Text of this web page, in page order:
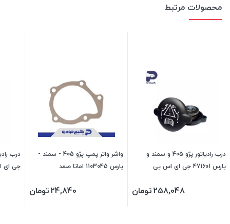
محصولات مرتبط
درب رادیاتور پژو 405 و سمند و
پارس 471601 جی ای اس پی
258,048تومان
واشر واتر پمپ پژو 405 - سمند -
پارس 1103045 اماتا صمد
24,840تومان
جی ای